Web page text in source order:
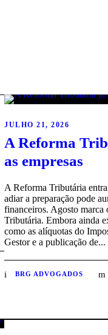
JULHO 21, 2026
A Reforma
as empresas
A Reforma Tributária
adiar a preparação pode
financeiros. Agosto marca
Tributária. Embora ainda
como as alíquotas do
Gestor e a publicação de...
BRG ADVOGADOS